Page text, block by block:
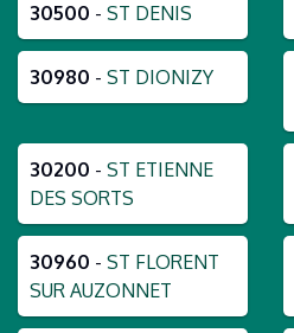
30500 - ST DENIS
30980 - ST DIONIZY
30200 - ST ETIENNE
DES SORTS
30960 - ST FLORENT
SUR AUZONNET